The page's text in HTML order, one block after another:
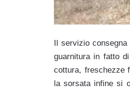
Il servizio
guarnitura in fatto
cottura, freschezze
la sorsata infine si